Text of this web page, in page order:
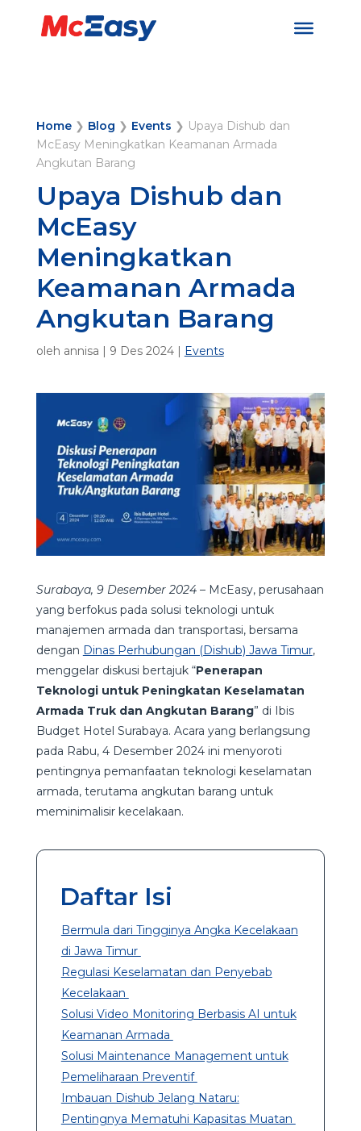
Home❯ Blog ❯ Events ❯ Upaya Dishub dan
McEasy Meningkatkan Keamanan Armada
Angkutan Barang
Upaya Dishub dan
McEasy
Meningkatkan
Keamanan Armada
Angkutan Barang
oleh annisa | 9 Des 2024| Events
Surabaya, 9 Desember 2024– McEasy, perusahaan
yang berfokus pada solusi teknologi untuk
manajemen armada dan transportasi, bersama
dengan Dinas Perhubungan (Dishub) Jawa Timur,
menggelar diskusi bertajuk “Penerapan
Teknologi untuk Peningkatan Keselamatan
Armada Truk dan Angkutan Barang” di Ibis
Budget Hotel Surabaya. Acara yang berlangsung
pada Rabu, 4 Desember 2024 ini menyoroti
pentingnya pemanfaatan teknologi keselamatan
armada, terutama angkutan barang untuk
meminimalisir kecelakaan.
Daftar Isi
Bermula dari Tingginya Angka Kecelakaan
di Jawa Timur
Regulasi Keselamatan dan Penyebab
Kecelakaan
Solusi Video Monitoring Berbasis AI untuk
Keamanan Armada
Solusi Maintenance Management untuk
Pemeliharaan Preventif
Imbauan Dishub Jelang Nataru:
Pentingnya Mematuhi Kapasitas Muatan